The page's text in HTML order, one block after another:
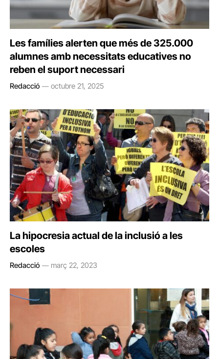
Les famílies alerten que més de 325.000
alumnes amb necessitats educatives no
reben el suport necessari
Redacció octubre 21, 2025
La hipocresia actual de la inclusió a les
escoles
Redacció març 22, 2023